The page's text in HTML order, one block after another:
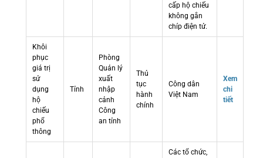
cấp hộ chiếu
không gắn
chíp điện tử.
Khôi
phục
giá trị
sử
dụng
hộ
chiếu
phổ
thông
Tỉnh
Phòng
Quản lý
xuất
nhập
cảnh
Công
an tỉnh
Thủ
tục
hành
chính
Công dân
Việt Nam
Xem
chi
tiết
Các tổ chức,